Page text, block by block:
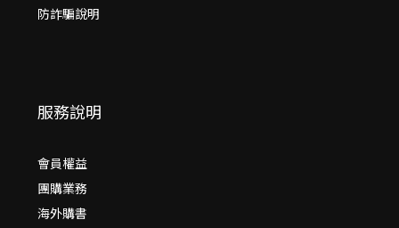
防詐騙說明
服務說明
會員權益
團購業務
海外購書